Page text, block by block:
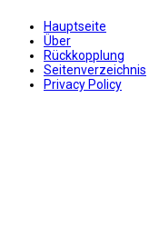
Hauptseite
Über
Rückkopplung
Seitenverzeichnis
Privacy Policy